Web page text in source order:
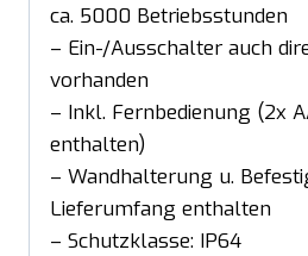
ca. 5000 Betriebsstunden
– Ein-/Ausschalter auch
vorhanden
– Inkl. Fernbedienung (2x
enthalten)
– Wandhalterung u.
Lieferumfang enthalten
– Schutzklasse: IP64